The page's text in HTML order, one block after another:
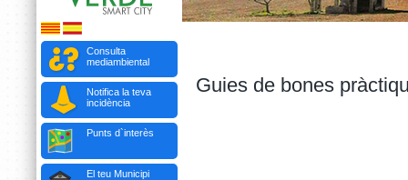
Consulta
mediambiental
Notifica la teva
incidència
Punts d`interès
El teu Municipi
Guies de bones